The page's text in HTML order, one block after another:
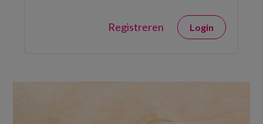
Registreren Login